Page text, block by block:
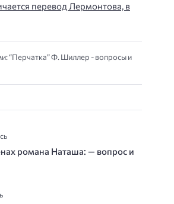
перевод Лермонтова, в
“Перчатка” Ф. Шиллер - вопросы и
романа Наташа: — вопрос и